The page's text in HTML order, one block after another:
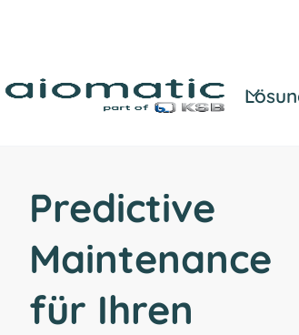
Predictive
Maintenance
für Ihren